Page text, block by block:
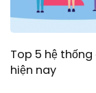
Top 5 hệ thống
hiện nay